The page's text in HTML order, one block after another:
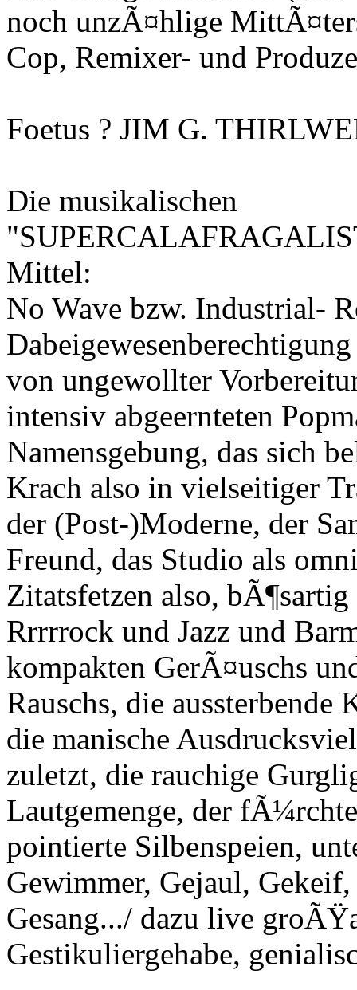
noch unzÃ¤hlige
Cop, Remixer- und
Foetus ? JIM G.
Die musikalischen
Mittel:
No Wave bzw. Industrial-
von ungewollter
intensiv abgeernteten
Namensgebung, das sich
Krach also in vielseitiger
der (Post-)Moderne, der
Freund, das Studio als
Zitatsfetzen also,
Rrrrrock und Jazz und
kompakten GerÃ¤uschs
Rauschs, die aussterbende
die manische
zuletzt, die rauchige
Lautgemenge, der
pointierte Silbenspeien,
Gewimmer, Gejaul,
Gesang.../ dazu live
Gestikuliergehabe,